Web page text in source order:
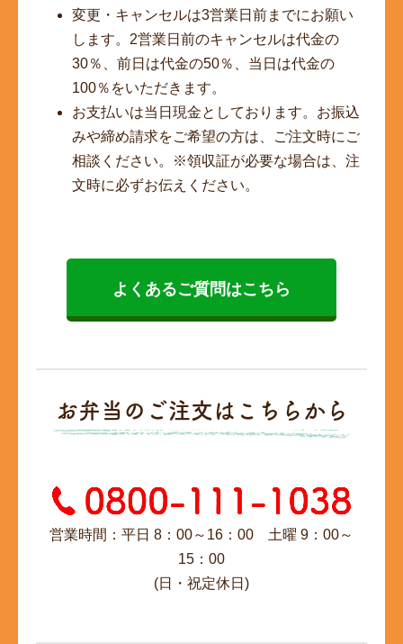
変更・キャンセルは3営業日前までにお願い
します。2営業日前のキャンセルは代金の
30％、前日は代金の50％、当日は代金の
100％をいただきます。
お支払いは当日現金としております。お振込
みや締め請求をご希望の方は、ご注文時にご
相談ください。※領収証が必要な場合は、注
文時に必ずお伝えください。
よくあるご質問はこちら
お弁当のご注文はこちらから
営業時間：平日 8：00～16：00 土曜 9：00～
15：00
(日・祝定休日)